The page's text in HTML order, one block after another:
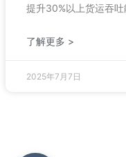
提升30%以上货运吞吐
了解更多 >
2025年7月7日